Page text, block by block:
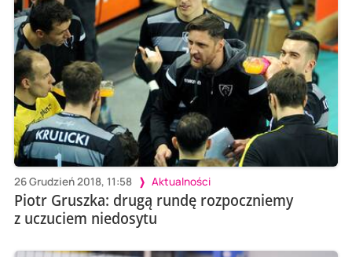
26 Grudzień 2018, 11:58 Aktualności
Piotr Gruszka: drugą rundę rozpoczniemy
z uczuciem niedosytu